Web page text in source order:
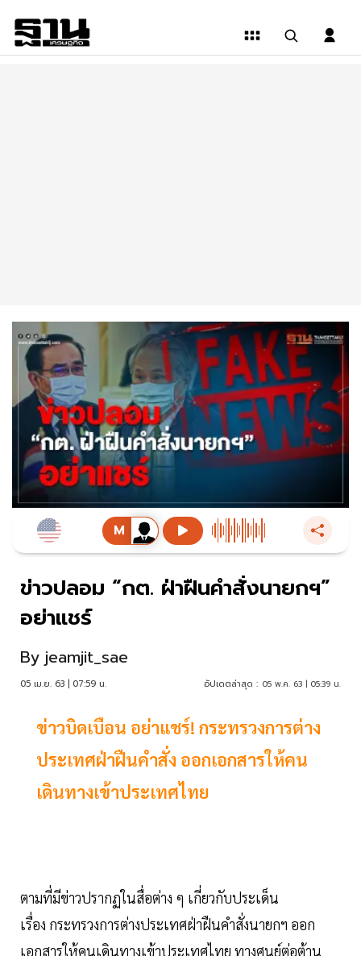
ข่าวปลอม “กต. ฝ่าฝืนคำสั่งนายกฯ”
อย่าแชร์
By jeamjit_sae
05 เม.ย. 63 | 07:59 น. อัปเดตล่าสุด : 05 พ.ค. 63 | 05:39 น.
ข่าวบิดเบือน อย่าแชร์! กระทรวงการต่าง
ประเทศฝ่าฝืนคำสั่ง ออกเอกสารให้คน
เดินทางเข้าประเทศไทย
ตามที่มีข่าวปรากฏในสื่อต่าง ๆ เกี่ยวกับประเด็น
เรื่อง กระทรวงการต่างประเทศฝ่าฝืนคำสั่งนายกฯ ออก
เอกสารให้คนเดินทางเข้าประเทศไทย ทางศูนย์ต่อต้าน